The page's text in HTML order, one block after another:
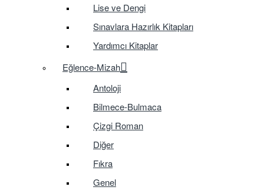
Lise ve Dengi
Sınavlara Hazırlık Kitapları
Yardımcı Kitaplar
Eğlence-Mizah
Antoloji
Bilmece-Bulmaca
Çizgi Roman
Diğer
Fıkra
Genel